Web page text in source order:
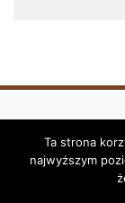
Klasztor i
(Reformatów)
Ta strona
najwyższym